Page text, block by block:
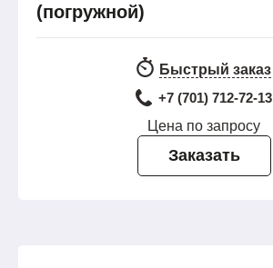
(погружной)
Быстрый заказ
+7 (701) 712-72-13
Цена по запросу
Заказать